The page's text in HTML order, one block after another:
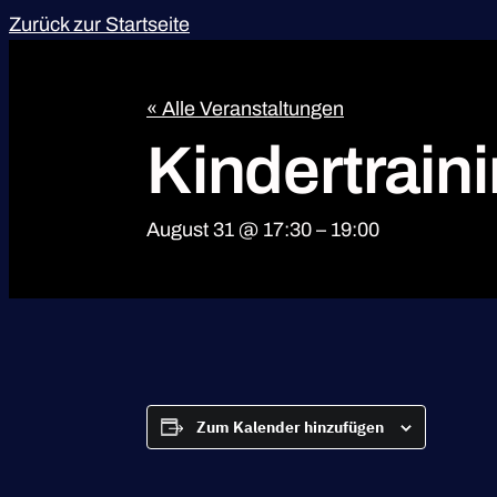
Zurück zur Startseite
« Alle Veranstaltungen
August 31 @ 17:30 – 19:00
Zum Kalender hinzufügen